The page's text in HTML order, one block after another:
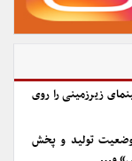
زیرزمینی را روی
تولید و پخش